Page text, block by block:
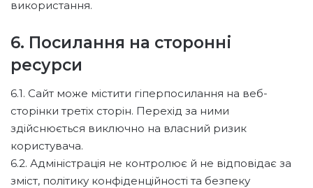
використання.
6. Посилання на сторонні
ресурси
6.1. Сайт може містити гіперпосилання на веб-
сторінки третіх сторін. Перехід за ними
здійснюється виключно на власний ризик
користувача.
6.2. Адміністрація не контролює й не відповідає за
зміст, політику конфіденційності та безпеку